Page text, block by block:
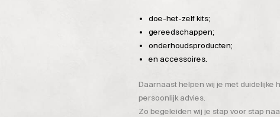
doe-het-zelf kits;
gereedschappen;
onderhoudsproducten;
en accessoires.
Daarnaast helpen wij je met
persoonlijk advies.
Zo begeleiden wij je stap voor stap